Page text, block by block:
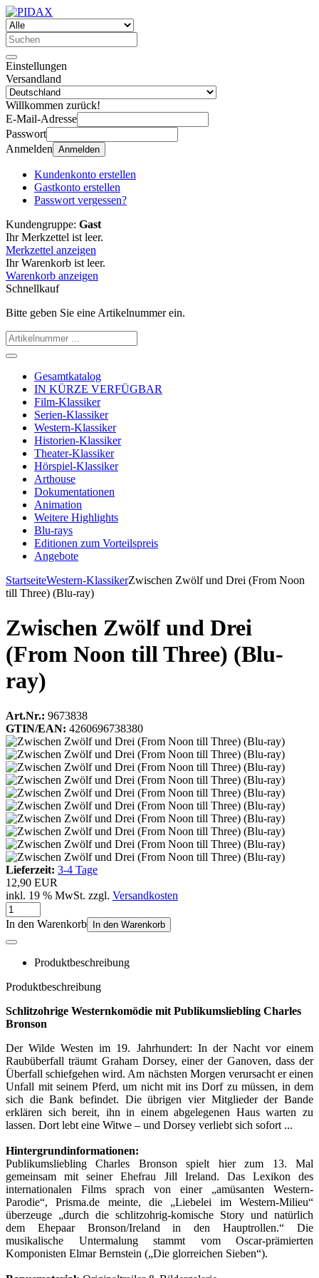
Einstellungen
Versandland
Willkommen zurück!
E-Mail-Adresse
Passwort
Anmelden Anmelden
Kundenkonto erstellen
Gastkonto erstellen
Passwort vergessen?
Kundengruppe: Gast
Ihr Merkzettel ist leer.
Merkzettel anzeigen
Ihr Warenkorb ist leer.
Warenkorb anzeigen
Schnellkauf
Bitte geben Sie eine Artikelnummer ein.
Gesamtkatalog
IN KÜRZE VERFÜGBAR
Film-Klassiker
Serien-Klassiker
Western-Klassiker
Historien-Klassiker
Theater-Klassiker
Hörspiel-Klassiker
Arthouse
Dokumentationen
Animation
Weitere Highlights
Blu-rays
Editionen zum Vorteilspreis
Angebote
StartseiteWestern-KlassikerZwischen Zwölf und Drei (From Noon
till Three) (Blu-ray)
Zwischen Zwölf und Drei
(From Noon till Three) (Blu-
ray)
Art.Nr.: 9673838
GTIN/EAN: 4260696738380
Lieferzeit: 3-4 Tage
12,90 EUR
inkl. 19 % MwSt. zzgl. Versandkosten
In den Warenkorb In den Warenkorb
Produktbeschreibung
Produktbeschreibung
Schlitzohrige Westernkomödie mit Publikumsliebling Charles
Bronson
Der Wilde Westen im 19. Jahrhundert: In der Nacht vor einem
Raubüberfall träumt Graham Dorsey, einer der Ganoven, dass der
Überfall schiefgehen wird. Am nächsten Morgen verursacht er einen
Unfall mit seinem Pferd, um nicht mit ins Dorf zu müssen, in dem
sich die Bank befindet. Die übrigen vier Mitglieder der Bande
erklären sich bereit, ihn in einem abgelegenen Haus warten zu
lassen. Dort lebt eine Witwe – und Dorsey verliebt sich sofort ...
Hintergrundinformationen:
Publikumsliebling Charles Bronson spielt hier zum 13. Mal
gemeinsam mit seiner Ehefrau Jill Ireland. Das Lexikon des
internationalen Films sprach von einer „amüsanten Western-
Parodie“, Prisma.de meinte, die „Liebelei im Western-Milieu“
überzeuge „durch die schlitzohrig-komische Story und natürlich
dem Ehepaar Bronson/Ireland in den Hauptrollen.“ Die
musikalische Untermalung stammt vom Oscar-prämierten
Komponisten Elmar Bernstein („Die glorreichen Sieben“).